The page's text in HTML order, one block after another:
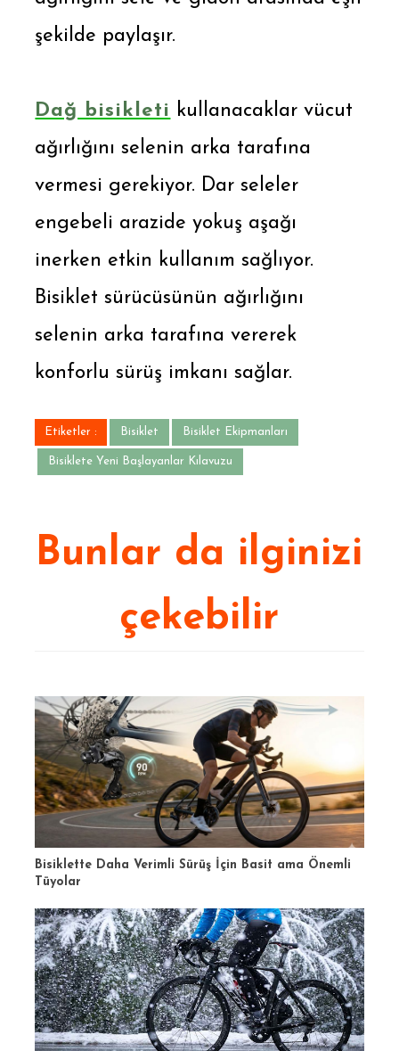
şekilde paylaşır.
Dağ bisikleti kullanacaklar vücut
ağırlığını selenin arka tarafına
vermesi gerekiyor. Dar seleler
engebeli arazide yokuş aşağı
inerken etkin kullanım sağlıyor.
Bisiklet sürücüsünün ağırlığını
selenin arka tarafına vererek
konforlu sürüş imkanı sağlar.
Etiketler : Bisiklet Bisiklet Ekipmanları
Bisiklete Yeni Başlayanlar Kılavuzu
Bunlar da ilginizi
çekebilir
Bisiklette Daha Verimli Sürüş İçin Basit ama Önemli
Tüyolar